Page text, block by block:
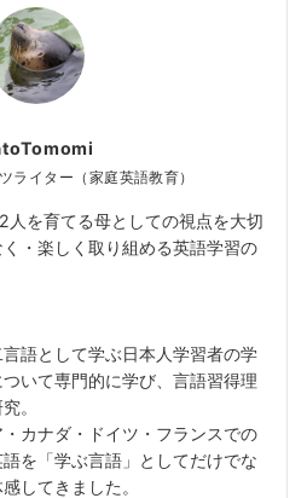
ライター（家庭英語教育）
人を育てる母としての視点を大切
・楽しく取り組める英語学習の
語として学ぶ日本人学習者の学
いて専門的に学び、言語習得理
。
カナダ・ドイツ・フランスでの
を「学ぶ言語」としてだけでな
してきました。